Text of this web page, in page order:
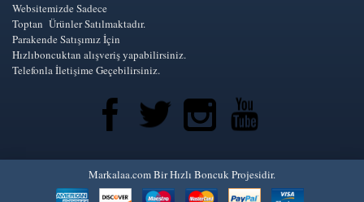
Websitemizde Sadece
Toptan Ürünler Satılmaktadır.
Parakende Satışımız İçin
Hızlıboncuktan alışveriş yapabilirsiniz.
Telefonla İletişime Geçebilirsiniz.
Markalaa.com Bir Hızlı Boncuk Projesidir.